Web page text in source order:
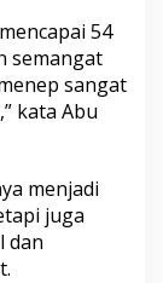
54
semangat
sangat
kata Abu
menjadi
juga
dan